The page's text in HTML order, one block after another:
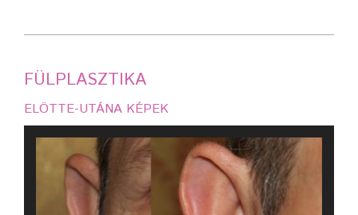
FÜLPLASZTIKA
ELÖTTE-UTÁNA KÉPEK